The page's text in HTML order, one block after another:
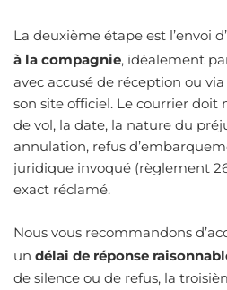
La deuxième étape est l’envoi
à la compagnie, idéalement
avec accusé de réception ou
son site officiel. Le courrier
de vol, la date, la nature du
annulation, refus
juridique invoqué (règlement
exact réclamé.
Nous vous recommandons
un délai de réponse
de silence ou de refus, la